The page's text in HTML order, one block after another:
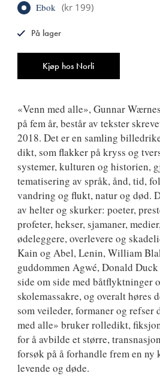
Ebok (kr 199)
Kjøp hos Norli
På lager
«Venn med alle», Gunnar
på fem år, består av tekster
2018. Det er en samling
dikt, som flakker på kryss og
systemer, kulturen og historien,
tematisering av språk, ånd, tid,
vandring og flukt, natur og død.
av helter og skurker: poeter,
profeter, hekser, sjamaner,
ødeleggere, overlevere og
Kain og Abel, Lenin, William
guddommen Agwé, Donald
side om side med båtflyktninger
skolemassakre, og overalt høres
som veileder, formaner og refser
med alle» bruker rolledikt,
for å avbilde et større,
forsøk på å forhandle frem en ny
levende og døde.